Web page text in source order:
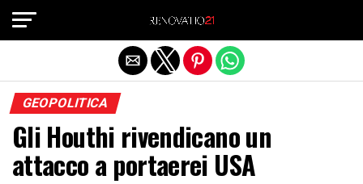
GEOPOLITICA
Gli Houthi rivendicano un
attacco a portaerei USA
Exit mobile version